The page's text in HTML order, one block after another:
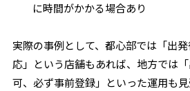
に時間がかかる場合あり
実際の事例として、都心部では「出
応」という店舗もあれば、地方では
可、必ず事前登録」といった運用も